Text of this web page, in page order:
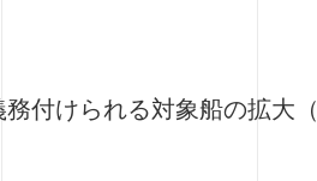
付けられる対象船の拡大